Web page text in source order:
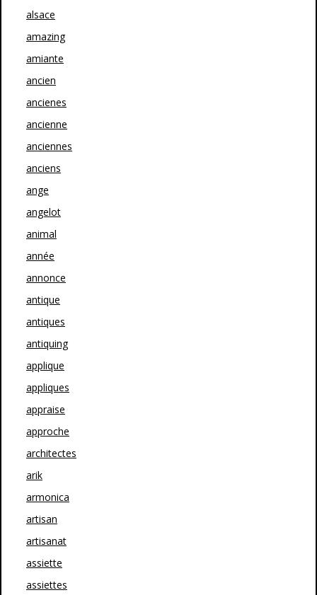
alsace
amazing
amiante
ancien
ancienes
ancienne
anciennes
anciens
ange
angelot
animal
année
annonce
antique
antiques
antiquing
applique
appliques
appraise
approche
architectes
arik
armonica
artisan
artisanat
assiette
assiettes